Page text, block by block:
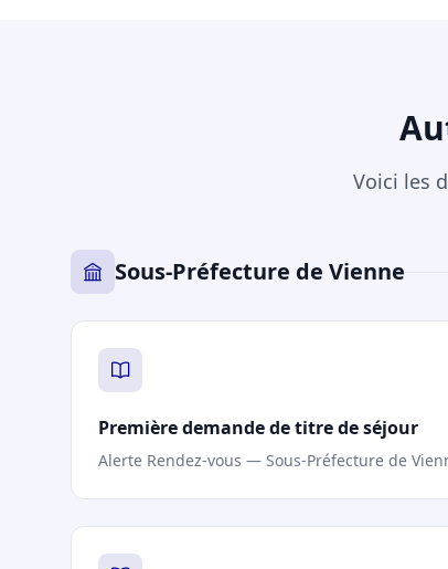
Voici les
Sous-Préfecture de Vienne
Première demande de titre de séjour
Alerte Rendez-vous — Sous-Préfecture de